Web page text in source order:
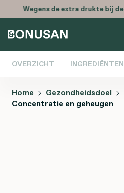
OVERZICHT INGREDIËNTEN
Home
Gezondheidsdoel
Concentratie en geheugen